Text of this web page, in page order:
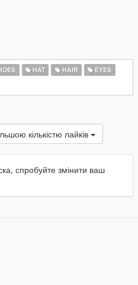
HAT HAIR
EYES
кількістю лайків
спробуйте змінити ваш